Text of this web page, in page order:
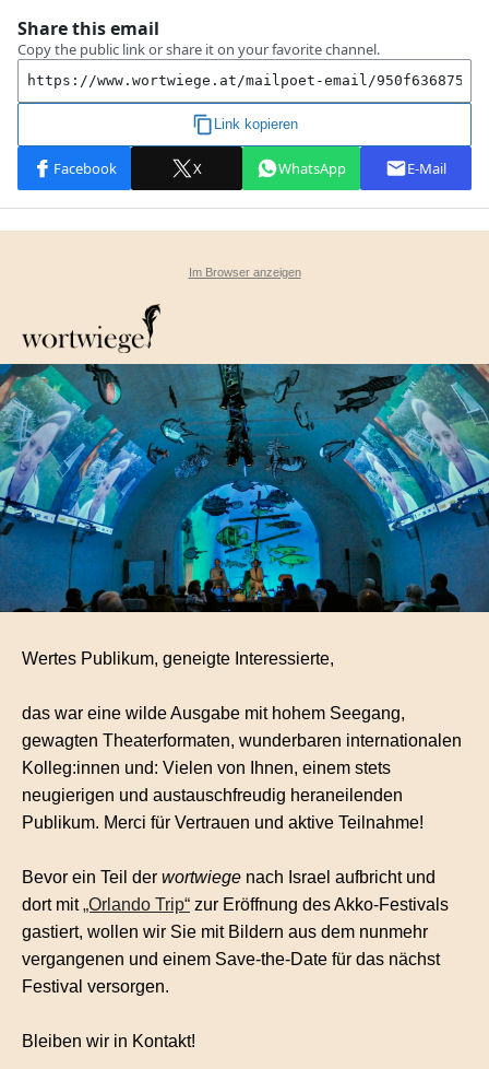
Im Browser anzeigen
Wertes Publikum, geneigte Interessierte,
das war eine wilde Ausgabe mit hohem Seegang,
gewagten Theaterformaten, wunderbaren internationalen
Kolleg:innen und: Vielen von Ihnen, einem stets
neugierigen und austauschfreudig heraneilenden
Publikum. Merci für Vertrauen und aktive Teilnahme!
Bevor ein Teil der wortwiege nach Israel aufbricht und
dort mit„Orlando Trip“ zur Eröffnung des Akko-Festivals
gastiert, wollen wir Sie mit Bildern aus dem nunmehr
vergangenen und einem Save-the-Date für das nächst
Festival versorgen.
Bleiben wir in Kontakt!